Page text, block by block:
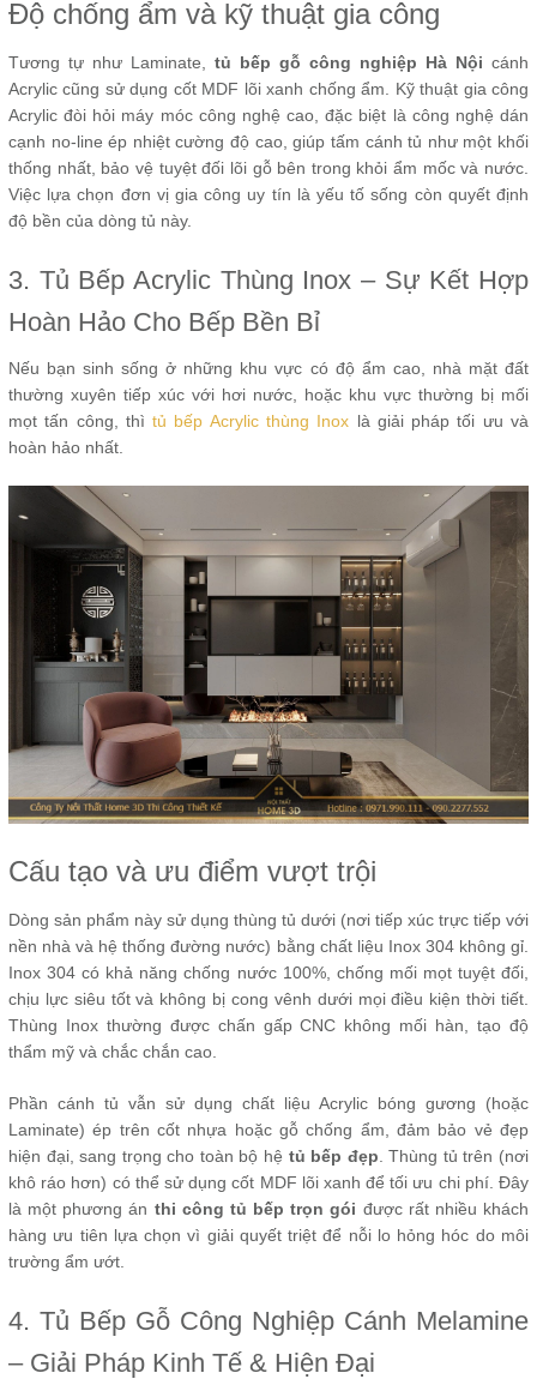
Độ chống ẩm và kỹ thuật gia công
Tương tự như Laminate, tủ bếp gỗ công nghiệp Hà Nội cánh
Acrylic cũng sử dụng cốt MDF lõi xanh chống ẩm. Kỹ thuật gia công
Acrylic đòi hỏi máy móc công nghệ cao, đặc biệt là công nghệ dán
cạnh no-line ép nhiệt cường độ cao, giúp tấm cánh tủ như một khối
thống nhất, bảo vệ tuyệt đối lõi gỗ bên trong khỏi ẩm mốc và nước.
Việc lựa chọn đơn vị gia công uy tín là yếu tố sống còn quyết định
độ bền của dòng tủ này.
3. Tủ Bếp Acrylic Thùng Inox – Sự Kết Hợp
Hoàn Hảo Cho Bếp Bền Bỉ
Nếu bạn sinh sống ở những khu vực có độ ẩm cao, nhà mặt đất
thường xuyên tiếp xúc với hơi nước, hoặc khu vực thường bị mối
mọt tấn công, thìtủ bếp Acrylic thùng Inox là giải pháp tối ưu và
hoàn hảo nhất.
Cấu tạo và ưu điểm vượt trội
Dòng sản phẩm này sử dụng thùng tủ dưới (nơi tiếp xúc trực tiếp với
nền nhà và hệ thống đường nước) bằng chất liệu Inox 304 không gỉ.
Inox 304 có khả năng chống nước 100%, chống mối mọt tuyệt đối,
chịu lực siêu tốt và không bị cong vênh dưới mọi điều kiện thời tiết.
Thùng Inox thường được chấn gấp CNC không mối hàn, tạo độ
thẩm mỹ và chắc chắn cao.
Phần cánh tủ vẫn sử dụng chất liệu Acrylic bóng gương (hoặc
Laminate) ép trên cốt nhựa hoặc gỗ chống ẩm, đảm bảo vẻ đẹp
hiện đại, sang trọng cho toàn bộ hệ tủ bếp đẹp . Thùng tủ trên (nơi
khô ráo hơn) có thể sử dụng cốt MDF lõi xanh để tối ưu chi phí. Đây
là một phương án thi công tủ bếp trọn gói được rất nhiều khách
hàng ưu tiên lựa chọn vì giải quyết triệt để nỗi lo hỏng hóc do môi
trường ẩm ướt.
4. Tủ Bếp Gỗ Công Nghiệp Cánh Melamine
– Giải Pháp Kinh Tế & Hiện Đại